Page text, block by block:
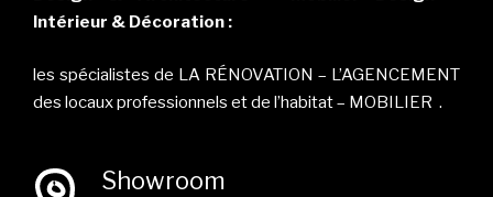
Intérieur & Décoration :
les spécialistes de LA RÉNOVATION – L’AGENCEMENT
des locaux professionnels et de l’habitat – MOBILIER .
Showroom